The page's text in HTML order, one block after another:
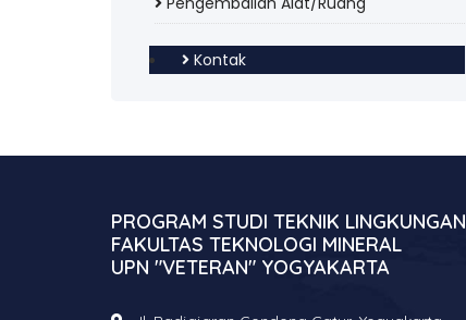
Kontak
PROGRAM STUDI TEKNIK LINGKUNGAN
FAKULTAS TEKNOLOGI MINERAL
UPN "VETERAN" YOGYAKARTA